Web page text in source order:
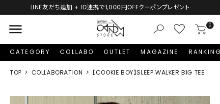
LINE友だち追加 + ID連携で1,000円OFFクーポンプレゼント
menu 0
CATEGORY COLLABO OUTLET MAGAZINE
TOP COLLABORATION 【COOKIE BOY】SLEEP WALKER BIG TEE